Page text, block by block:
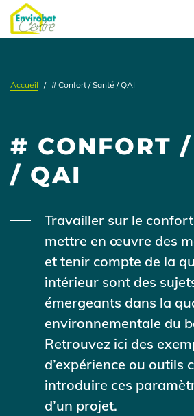
Aller
au
contenu
Accueil # Confort / Santé / QAI
# CONFORT
/ QAI
Travailler sur le
mettre en œuvre des
et tenir compte de la
intérieur sont des
émergeants dans la
environnementale du
Retrouvez ici des
d’expérience ou outils
introduire ces
d’un projet.